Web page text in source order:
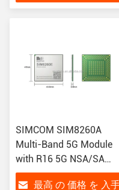
Extended -40°C to
SIMCOM SIM8260A
Multi-Band 5G Module
with R16 5G NSA/SA
Support and USB3.1
最高 の 価格 を 入